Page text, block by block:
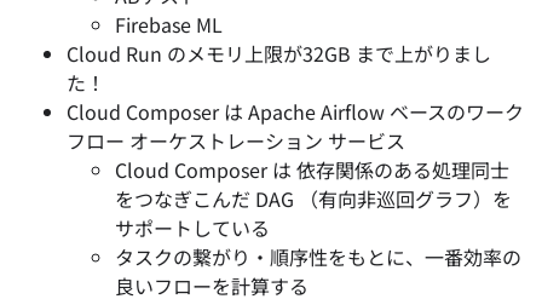
Firebase ML
Cloud Run のメモリ上限が32GB まで上がりまし
た！
Cloud Composer は Apache Airflow ベースのワーク
フロー オーケストレーション サービス
Cloud Composer は 依存関係のある処理同士
をつなぎこんだ DAG （有向非巡回グラフ）を
サポートしている
タスクの繋がり・順序性をもとに、一番効率の
良いフローを計算する